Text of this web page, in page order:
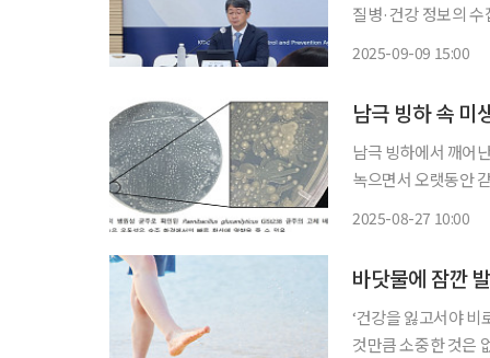
질병·건강 정보의
2025-09-09 15:00
남극 빙하 속 미
남극 빙하에서 깨어
녹으면서 오랫동안 갇
2025-08-27 10:00
바닷물에 잠깐
‘건강을 잃고서야
것만큼 소중한 것은